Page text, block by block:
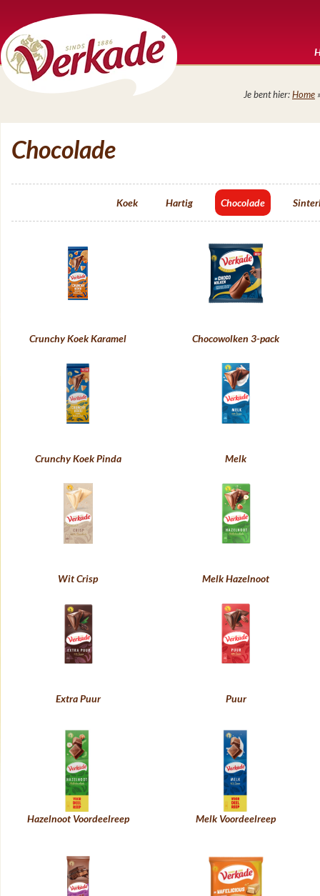
Je bent hier:Home
Chocolade
Koek Hartig Chocolade
Crunchy Koek Karamel Chocowolken 3-pack
Crunchy Koek Pinda Melk
Wit Crisp Melk Hazelnoot
Extra Puur Puur
Hazelnoot Voordeelreep Melk Voordeelreep